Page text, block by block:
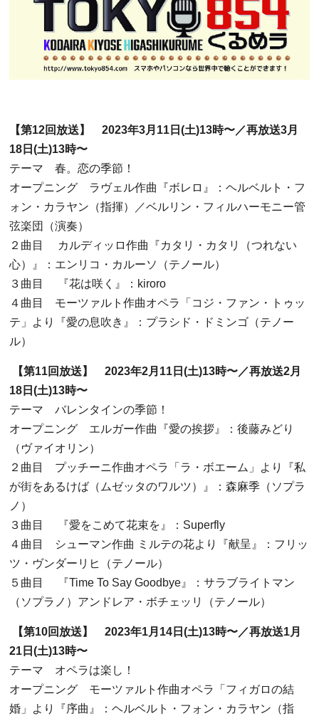
【第12回放送】2023年3月 11 日(土)13時〜／再放送3月
18 日(土)13時〜
テーマ 春。恋の季節！
オープニング ラヴェル作曲『ボレロ』：ヘルベルト・フ
ォン・カラヤン（指揮）／ベルリン・フィルハーモニー管
弦楽団（演奏）
２曲目
カルディッロ作曲『カタリ・カタリ（つれない
心）』：エンリコ・カルーソ（テノール）
３曲目
『花は咲く』： kiroro
４曲目 モーツァルト作曲オペラ「コジ・ファン・トゥッ
テ」より『愛の息吹き』：プラシド・ドミンゴ（テノー
ル）
【第11回放送】2023年2月 11 日(土)13時〜／再放送2月
18 日(土)13時〜
テーマ バレンタインの季節！
オープニング エルガー作曲『愛の挨拶』：後藤みどり
（ヴァイオリン）
２曲目 プッチーニ作曲オペラ「ラ・ボエーム」より『私
が街をあるけば（ムゼッタのワルツ）』：森麻季（ソプラ
ノ）
３曲目
『愛をこめて花束を』： Superfly
４曲目 シューマン作曲 ミルテの花より『献呈』：フリッ
ツ・ヴンダーリヒ（テノール）
５曲目
『Time To Say Goodbye 』：サラブライトマン
（ソプラノ）アンドレア・ボチェッリ（テノール）
【第10回放送】2023年1月 14 日(土)13時〜／再放送1月
21 日(土)13時〜
テーマ オペラは楽し！
オープニング モーツァルト作曲オペラ「フィガロの結
婚」より『序曲』：ヘルベルト・フォン・カラヤン（指